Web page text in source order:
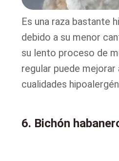
Es una raza bastante
debido a su menor
su lento proceso de
regular puede mejorar
cualidades
6. Bichón